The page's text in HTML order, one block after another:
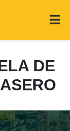
DE